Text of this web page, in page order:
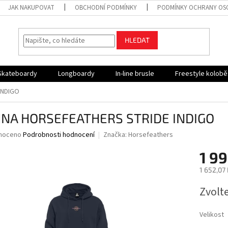
JAK NAKUPOVAT OBCHODNÍ PODMÍNKY PODMÍNKY OCHRANY
HLEDAT
Longboardy In-line brusle Freestyle
HORSEFEATHERS STRIDE INDIGO
Podrobnosti hodnocení Značka: Horsefeathers
1
1 652,07
cena:
Velikost